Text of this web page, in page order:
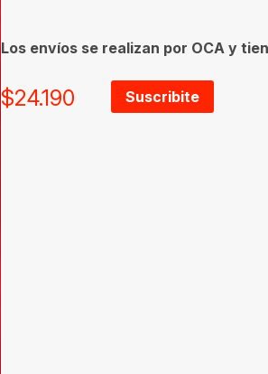
Los envíos se realizan por OCA y
$24.190 Suscribite